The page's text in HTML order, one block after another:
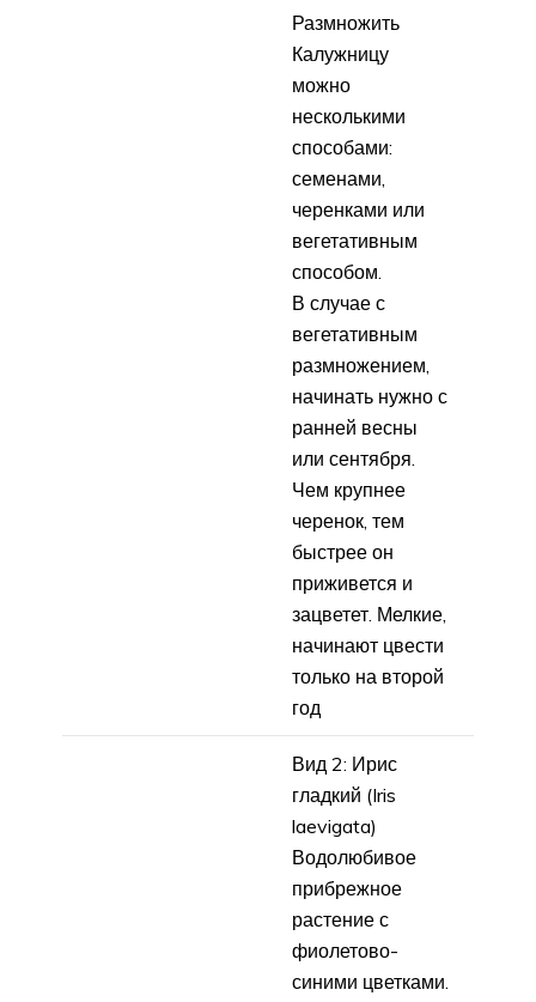
Размножить
Калужницу
можно
несколькими
способами:
семенами,
черенками или
вегетативным
способом.
В случае с
вегетативным
размножением,
начинать нужно с
ранней весны
или сентября.
Чем крупнее
черенок, тем
быстрее он
приживется и
зацветет. Мелкие,
начинают цвести
только на второй
год
Вид 2: Ирис
гладкий (Iris
laevigata)
Водолюбивое
прибрежное
растение с
фиолетово-
синими цветками.